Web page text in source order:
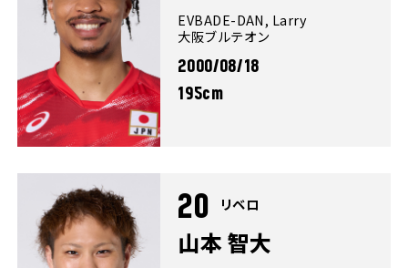
EVBADE-DAN, Larry
大阪ブルテオン
2000/08/18
195cm
20 リベロ
山本 智大